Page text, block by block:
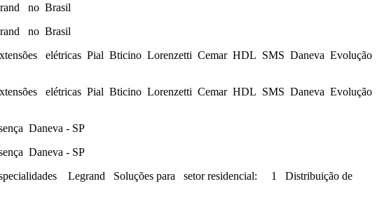
no Brasil
no Brasil
elétricas Pial Bticino Lorenzetti Cemar HDL SMS Daneva Evolução
elétricas Pial Bticino Lorenzetti Cemar HDL SMS Daneva Evolução
Daneva - SP
Daneva - SP
Legrand Soluções para setor residencial: 1 Distribuição de